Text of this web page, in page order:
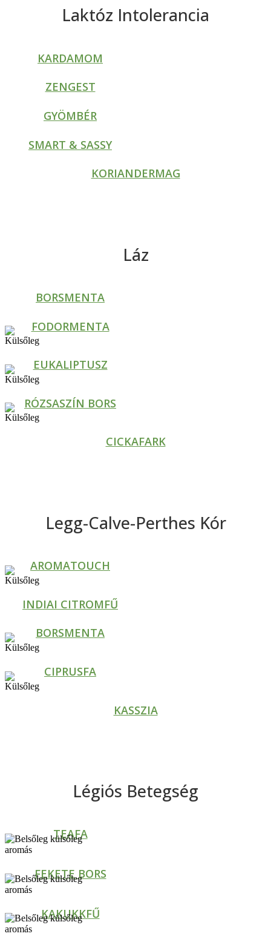
Laktóz Intolerancia
KARDAMOM
ZENGEST
GYÖMBÉR
SMART & SASSY
KORIANDERMAG
Láz
BORSMENTA
FODORMENTA
EUKALIPTUSZ
RÓZSASZÍN BORS
CICKAFARK
Legg-Calve-Perthes Kór
AROMATOUCH
INDIAI CITROMFŰ
BORSMENTA
CIPRUSFA
KASSZIA
Légiós Betegség
TEAFA
FEKETE BORS
KAKUKKFŰ